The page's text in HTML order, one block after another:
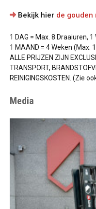
Bekijk hier de gouden
1 DAG = Max. 8 Draaiuren,
1 MAAND = 4 Weken (Max.
ALLE PRIJZEN ZIJN
TRANSPORT,
REINIGINGSKOSTEN. (Zie
Media